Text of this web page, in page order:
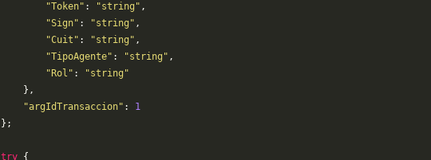
        "Token"
: "string" ,
        "Sign"
: "string" ,
        "Cuit"
: "string" ,
        "TipoAgente"
: "string" ,
        "Rol"
:
"string"
    },
    "argIdTransaccion"
: 1
};
try {